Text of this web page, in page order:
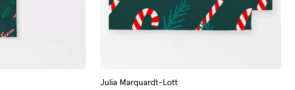
Julia Marquardt-Lott